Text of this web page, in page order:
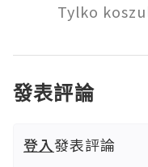
Tylko
發表評論
登入發表評論